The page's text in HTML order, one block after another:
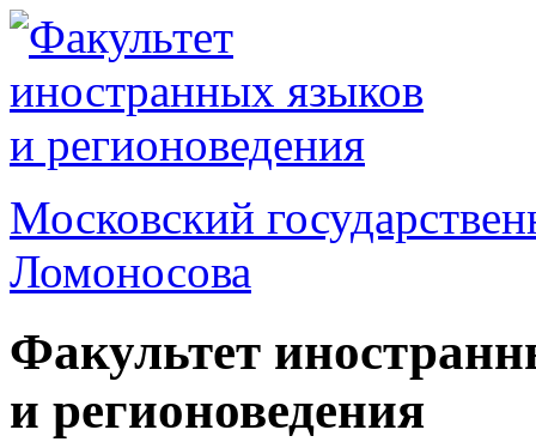
Московский
Ломоносова
Факультет
и регионоведения